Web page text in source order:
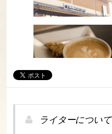
ライターについて